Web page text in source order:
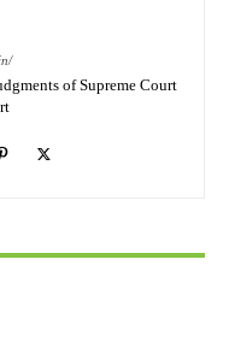
of Supreme Court